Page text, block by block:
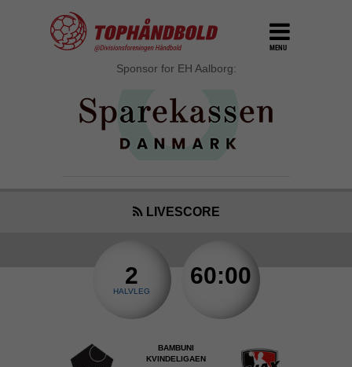
MENU
Sponsor for EH Aalborg:
LIVESCORE
2
HALVLEG
60:00
BAMBUNI
KVINDELIGAEN